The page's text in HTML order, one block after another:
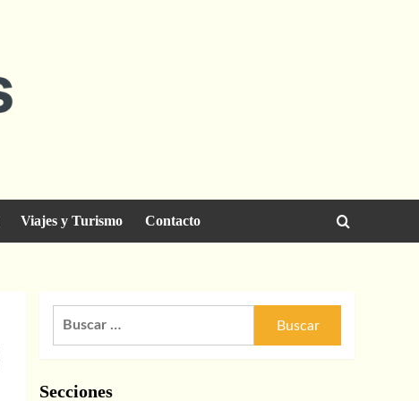
Viajes y Turismo Contacto
Secciones